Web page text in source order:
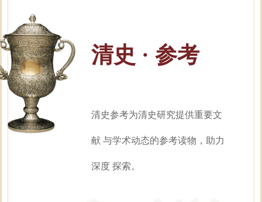
清史 · 参考
清史参考为清史研究提供重要文
献 与学术动态的参考读物，助力
深度 探索。